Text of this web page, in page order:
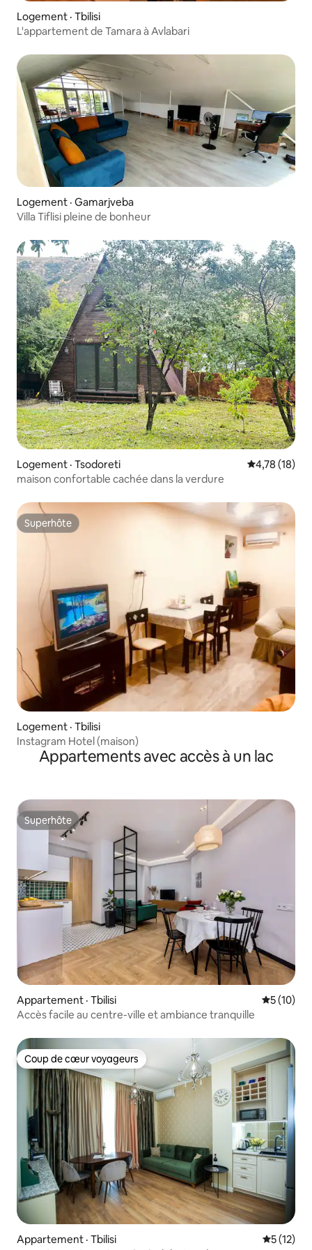
Logement · Tbilisi
L'appartement de Tamara à Avlabari
Logement · Gamarjveba
Villa Tiflisi pleine de bonheur
Logement · Tsodoreti Note
4,78 (18)
maison confortable cachée dans la verdure
Superhôte
Superhôte
Logement · Tbilisi
Instagram Hotel (maison)
Appartements avec accès à un lac
Superhôte
Superhôte
Appartement · Tbilisi Note
5 (10)
Accès facile au centre-ville et ambiance tranquille
Coup de cœur voyageurs
Coup de cœur voyageurs
Appartement · Tbilisi Note
5 (12)